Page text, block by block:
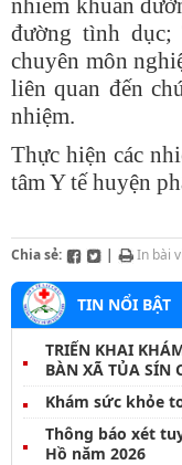
nhiễm khuẩn
đường tình dục;
chuyên môn
liên quan đến
nhiệm.
Thực hiện các
tâm Y tế huyện
Chia sẻ: | In bài
TIN NỔI BẬT
TRIỂN KHAI
BÀN XÃ TỦA SÍN
Khám sức khỏe
Thông báo xét
Hồ năm 2026